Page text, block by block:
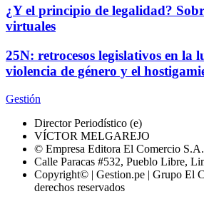
¿Y el principio de legalidad?
virtuales
25N: retrocesos legislativos en la
violencia de género y el
Gestión
Director Periodístico (e)
VÍCTOR MELGAREJO
© Empresa Editora El Comercio S.A.
Calle Paracas #532, Pueblo Libre,
Copyright© | Gestion.pe | Grupo El
derechos reservados